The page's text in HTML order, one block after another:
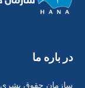
در بارە ما
سازمان حقوق بشری